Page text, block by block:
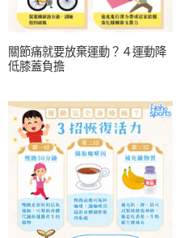
關節痛就要放棄運動？４運動降
低膝蓋負擔